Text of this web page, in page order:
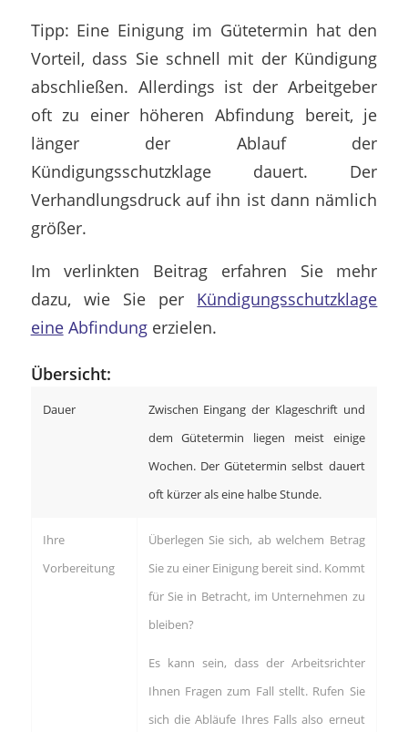
Tipp: Eine Einigung im Gütetermin hat den
Vorteil, dass Sie schnell mit der Kündigung
abschließen. Allerdings ist der Arbeitgeber
oft zu einer höheren Abfindung bereit, je
länger der Ablauf der
Kündigungsschutzklage dauert. Der
Verhandlungsdruck auf ihn ist dann nämlich
größer.
Im verlinkten Beitrag erfahren Sie mehr
dazu, wie Sie per Kündigungsschutzklage
eineAbfindungerzielen.
Übersicht:
Dauer
Zwischen Eingang der Klageschrift und
dem Gütetermin liegen meist einige
Wochen. Der Gütetermin selbst dauert
oft kürzer als eine halbe Stunde.
Ihre
Vorbereitung
Überlegen Sie sich, ab welchem Betrag
Sie zu einer Einigung bereit sind. Kommt
für Sie in Betracht, im Unternehmen zu
bleiben?
Es kann sein, dass der Arbeitsrichter
Ihnen Fragen zum Fall stellt. Rufen Sie
sich die Abläufe Ihres Falls also erneut